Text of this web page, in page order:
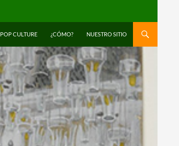
POP CULTURE ¿CÓMO? NUESTRO SITIO